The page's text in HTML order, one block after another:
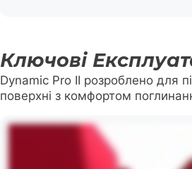
Ключові
Dynamic Pro II розроблено для
поверхні з комфортом